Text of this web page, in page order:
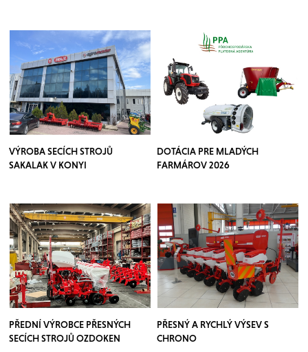
VÝROBA SECÍCH STROJŮ
SAKALAK V KONYI
DOTÁCIA PRE MLADÝCH
FARMÁROV 2026
PŘEDNÍ VÝROBCE PŘESNÝCH
SECÍCH STROJŮ OZDOKEN
PŘESNÝ A RYCHLÝ VÝSEV S
CHRONO